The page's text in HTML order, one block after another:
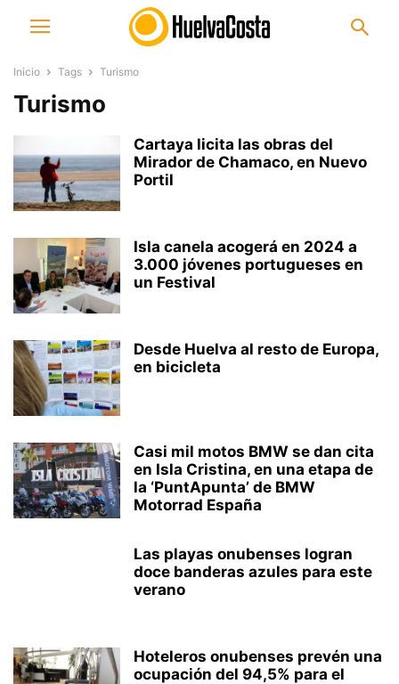
Inicio Tags Turismo
Turismo
Cartaya licita las obras del
Mirador de Chamaco, en Nuevo
Portil
Isla canela acogerá en 2024 a
3.000 jóvenes portugueses en
un Festival
Desde Huelva al resto de Europa,
en bicicleta
Casi mil motos BMW se dan cita
en Isla Cristina, en una etapa de
la ‘PuntApunta’ de BMW
Motorrad España
Las playas onubenses logran
doce banderas azules para este
verano
Hoteleros onubenses prevén una
ocupación del 94,5% para el